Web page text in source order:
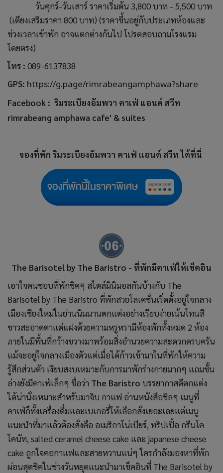
วันศุกร์-วันเสาร์ ราคาเริ่มต้น 3,800 บาท - 5,500 บาท
(เตียงเสริมราคา 800 บาท) (ราคาขึ้นอยู่กับประเภทห้องและ
ช่วงเวลาเข้าพัก อาจแตกต่างกันไป โปรดสอบถามโรงแรม
โดยตรง)
โทร : 089-6137838
GPS: https://g.page/rimrabeangamphawa?share
Facebook : ริมระเบียงอัมพวา คาเฟ่ แอนด์ สวีท
rimrabeang amphawa cafe' & suites
จองที่พัก ริมระเบียงอัมพวา คาเฟ่ แอนด์ สวีท ได้ที่นี่
The Barisotel by The Baristro - ที่พักมีคาเฟ่ให้เช็คอิน
เอาใจคนชอบที่พักชิคๆ สไตล์มินิมอลกันบ้างกับ The
Barisotel by The Baristro ที่พักสวยโลเคชั่นเริ่ดตั้งอยู่ใจกลาง
เมืองเชียงใหม่ในย่านนิมมานตกแต่งอย่างเรียบง่ายเน้นโทนสี
ขาวสะอาดตาแต่แฝงด้วยความหรูหรามีห้องพักทั้งหมด 2 ห้อง
ภายในมีพื้นที่กว้างขวางมาพร้อมสิ่งอำนวยความสะดวกครบครัน
แม้จะอยู่ใจกลางเมืองตัวแต่เมื่อได้ก้าวเข้ามาในที่พักให้ความ
รู้สึกส่วนตัว เงียบสงบเหมาะกับการมาพักร่างกายมากๆ แถมชั้น
ล่างยังมีคาเฟ่เล็กๆ ชื่อว่า The Baristro บรรยากาศดีตกแต่ง
ได้น่านั่งเหมาะสำหรับมาจิบ กาแฟ อ่านหนังสือชิลๆ เมนูที่
คาเฟ่ก็ทั้งเครื่องดื่มและเบเกอรี่ให้เลือกสั่งเยอะเลยแต่เมนู
แนะนำที่มาแล้วต้องสั่งคือ อเมริกาโน่เบียร์, ทริปเปิ้ล กรีนโค
โคนัท, salted ceramel cheese cake และ japanese cheese
cake ถูกใจคอกาแฟและสายหวานแน่ๆ ใครกำลังมองหาที่พัก
ผ่อนสุดชิคในช่วงวันหยุดแนะนำมาเช็คอินที่ The Barisotel by